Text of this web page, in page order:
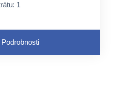
pH koncentrátu: 1
Podrobnosti